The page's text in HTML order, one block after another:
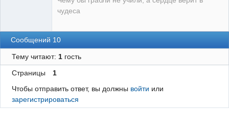
чудеса
Сообщений 10
Тему читают: 1гость
Страницы
1
Чтобы отправить ответ, вы должны войти или
зарегистрироваться